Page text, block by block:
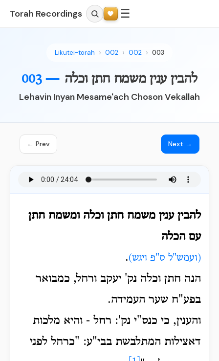
Torah Recordings ☰
Likutei-torah 002 002 003
003 — להבין ענין משמח חתן וכלה
Lehavin Inyan Mesame'ach Choson Vekallah
← Prev Next →
להבין ענין משמח חתן וכלה ומשמח חתן
עם הכלה
(ועמש"ל ס"פ ויגש).
הנה חתן וכלה נק' יעקב ורחל, כמבואר
בפע"ח שער העמידה.
והענין, כי כנס"י נק': רחל - והיא מלכות
דאצילות המתלבשת בבי"ע: "כרחל לפני